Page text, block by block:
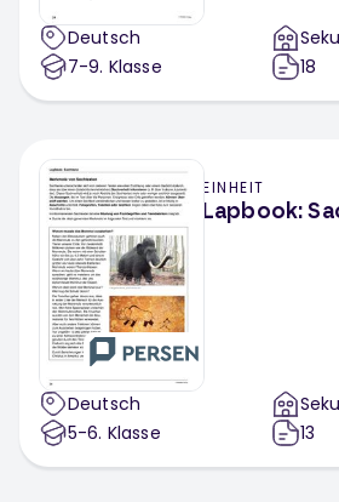
Deutsch
7-9. Klasse
18
EINHEIT
Lapbook:
Deutsch
5-6. Klasse
13